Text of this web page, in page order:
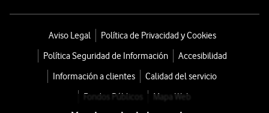
Aviso Legal
Política de Privacidad y Cookies
Política Seguridad de Información
Accesibilidad
Información a clientes
Calidad del servicio
Fondos Públicos
Mapa Web